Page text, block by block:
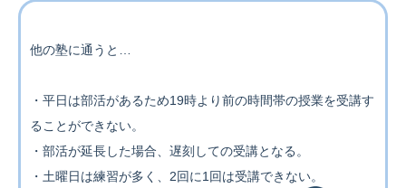
他の塾に通うと…
・平日は部活があるため19時より前の時間帯の授業を受講す
ることができない。
・部活が延長した場合、遅刻しての受講となる。
・土曜日は練習が多く、2回に1回は受講できない。